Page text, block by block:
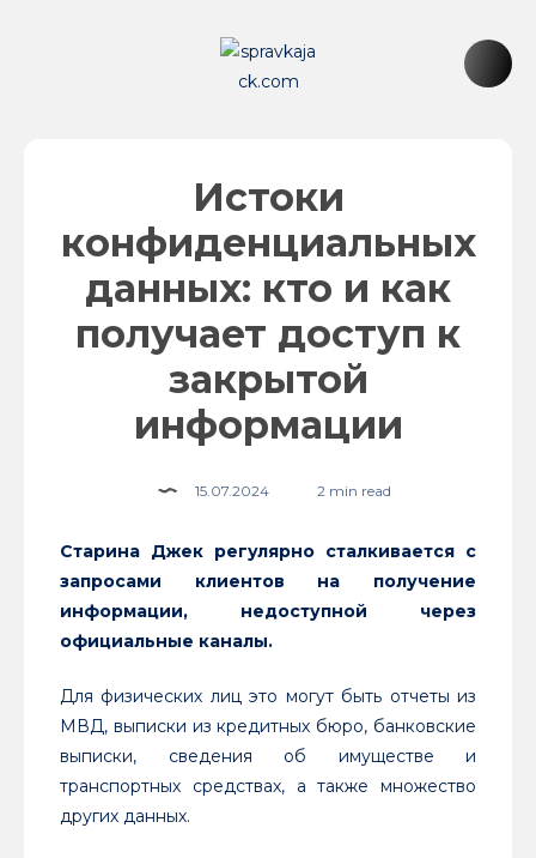
Истоки
конфиденциальных
данных: кто и как
получает доступ к
закрытой
информации
15.07.2024 2 min read
Старина Джек регулярно сталкивается с
запросами клиентов на получение
информации, недоступной через
официальные каналы.
Для физических лиц это могут быть отчеты из
МВД, выписки из кредитных бюро, банковские
выписки, сведения об имуществе и
транспортных средствах, а также множество
других данных.